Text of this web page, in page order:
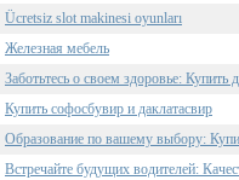
Ücretsiz slot makinesi oyunları
Железная мебель
Заботьтесь о своем здоровье: Купить
Купить софосбувир и даклатасвир
Образование по вашему выбору:
Встречайте будущих водителей: